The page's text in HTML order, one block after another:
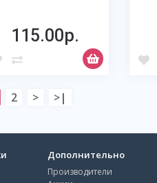
115.00р.
2 > >|
Дополнительно
Производители